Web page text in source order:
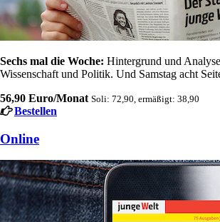
Sechs mal die Woche: Hintergrund und
Wissenschaft und Politik. Und Samstag acht
56,90 Euro/Monat Soli: 72,90, ermäßigt: 38,90
Bestellen
Online